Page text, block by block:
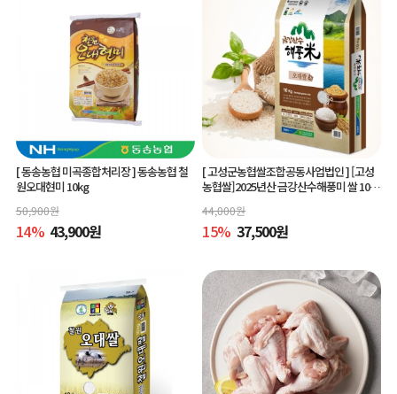
[ 동송농협 미곡종합처리장 ]동송농협 철
원오대현미 10kg
50,900원
14% 43,900원
[ 고성군농협쌀조합공동사업법인 ][고성
농협쌀]2025년산 금강산수해풍미 쌀 10kg
44,000원
15% 37,500원